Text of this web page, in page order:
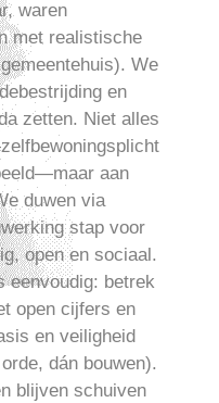
waren
met realistische
We
en
zetten. Niet alles
aan
duwen via
stap voor
open en sociaal.
eenvoudig: betrek
open cijfers en
en veiligheid
dán bouwen).
blijven schuiven